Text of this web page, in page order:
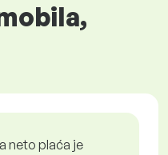
neto plaća je